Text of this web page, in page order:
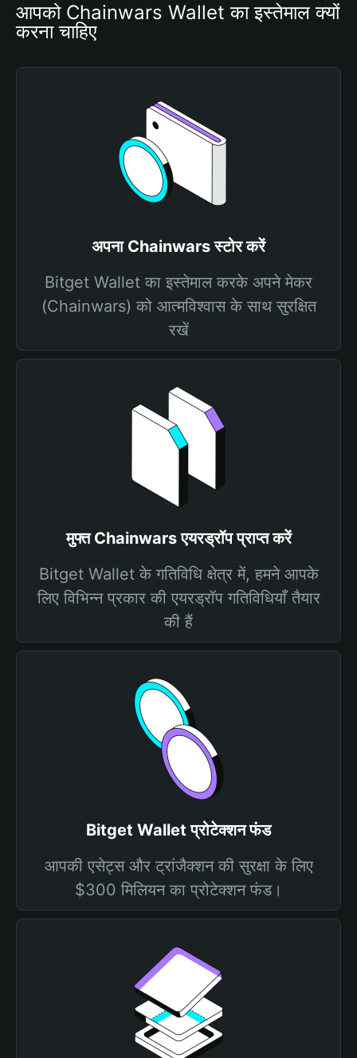
आपको Chainwars Wallet का इस्तेमाल क्यों
करना चाहिए
अपना Chainwars स्टोर करें
Bitget Wallet का इस्तेमाल करके अपने मेकर
(Chainwars) को आत्मविश्वास के साथ सुरक्षित
रखें
मुफ्त Chainwars एयरड्रॉप प्राप्त करें
Bitget Wallet के गतिविधि क्षेत्र में, हमने आपके
लिए विभिन्न प्रकार की एयरड्रॉप गतिविधियाँ तैयार
की हैं
Bitget Wallet प्रोटेक्शन फंड
आपकी एसेट्स और ट्रांजैक्शन की सुरक्षा के लिए
$300 मिलियन का प्रोटेक्शन फंड।